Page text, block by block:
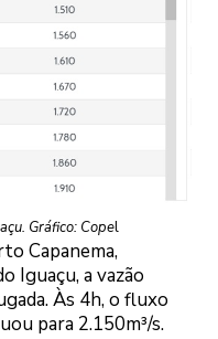
Gráfico: Copel
Capanema,
Iguaçu, a vazão
Às 4h, o fluxo
para 2.150m³/s.